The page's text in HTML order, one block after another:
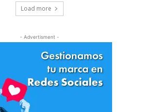
Load more
- Advertisment -